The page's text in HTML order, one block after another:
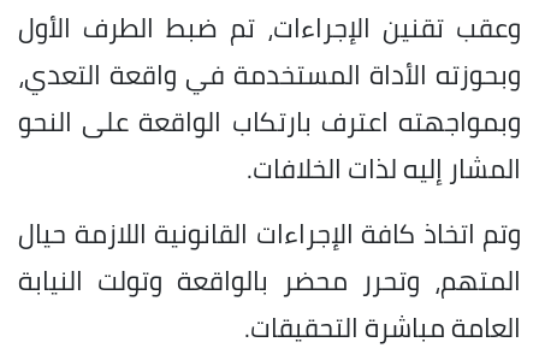
وعقب تقنين الإجراءات، تم ضبط الطرف الأول
وبحوزته الأداة المستخدمة في واقعة التعدي،
وبمواجهته اعترف بارتكاب الواقعة على النحو
المشار إليه لذات الخلافات.
وتم اتخاذ كافة الإجراءات القانونية اللازمة حيال
المتهم، وتحرر محضر بالواقعة وتولت النيابة
العامة مباشرة التحقيقات.